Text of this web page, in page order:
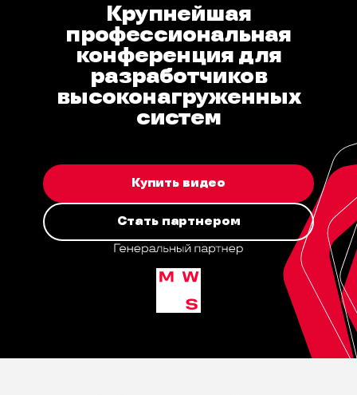
Крупнейшая
профессиональная
конференция для
разработчиков
высоконагруженных
систем
Купить видео
Стать партнером